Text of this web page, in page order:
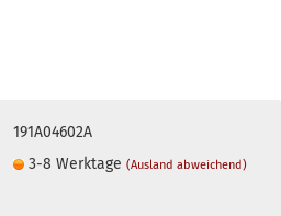
191A04602A
3-8 Werktage(Ausland abweichend)